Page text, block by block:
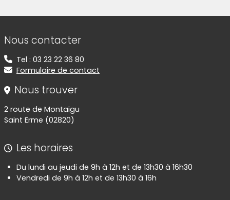
Informations de contact
Nous contacter
Tel : 03 23 22 36 80
Formulaire de contact
Nous trouver
2 route de Montaigu
Saint Erme (02820)
Les horaires
Du lundi au jeudi de 9h à 12h et de 13h30 à 16h30
Vendredi de 9h à 12h et de 13h30 à 16h